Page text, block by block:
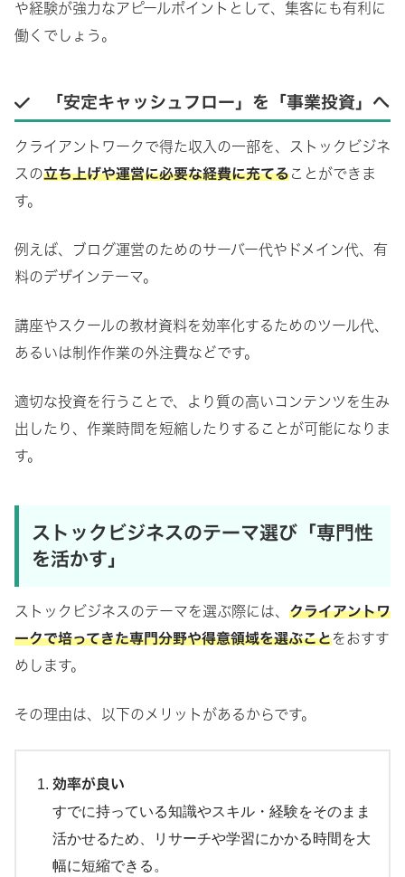
や経験が強力なアピールポイントとして、集客にも有利に
働くでしょう。
「安定キャッシュフロー」を「事業投資」へ
クライアントワークで得た収入の一部を、ストックビジネ
スの立ち上げや運営に必要な経費に充てることができま
す。
例えば、ブログ運営のためのサーバー代やドメイン代、有
料のデザインテーマ。
講座やスクールの教材資料を効率化するためのツール代、
あるいは制作作業の外注費などです。
適切な投資を行うことで、より質の高いコンテンツを生み
出したり、作業時間を短縮したりすることが可能になりま
す。
ストックビジネスのテーマ選び「専門性
を活かす」
ストックビジネスのテーマを選ぶ際には、 クライアントワ
ークで培ってきた専門分野や得意領域を選ぶことをおすす
めします。
その理由は、以下のメリットがあるからです。
効率が良い
すでに持っている知識やスキル・経験をそのまま
活かせるため、リサーチや学習にかかる時間を大
幅に短縮できる。